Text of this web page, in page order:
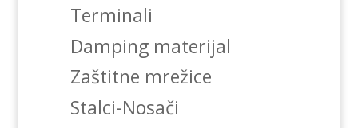
Terminali
Damping materijal
Zaštitne mrežice
Stalci-Nosači